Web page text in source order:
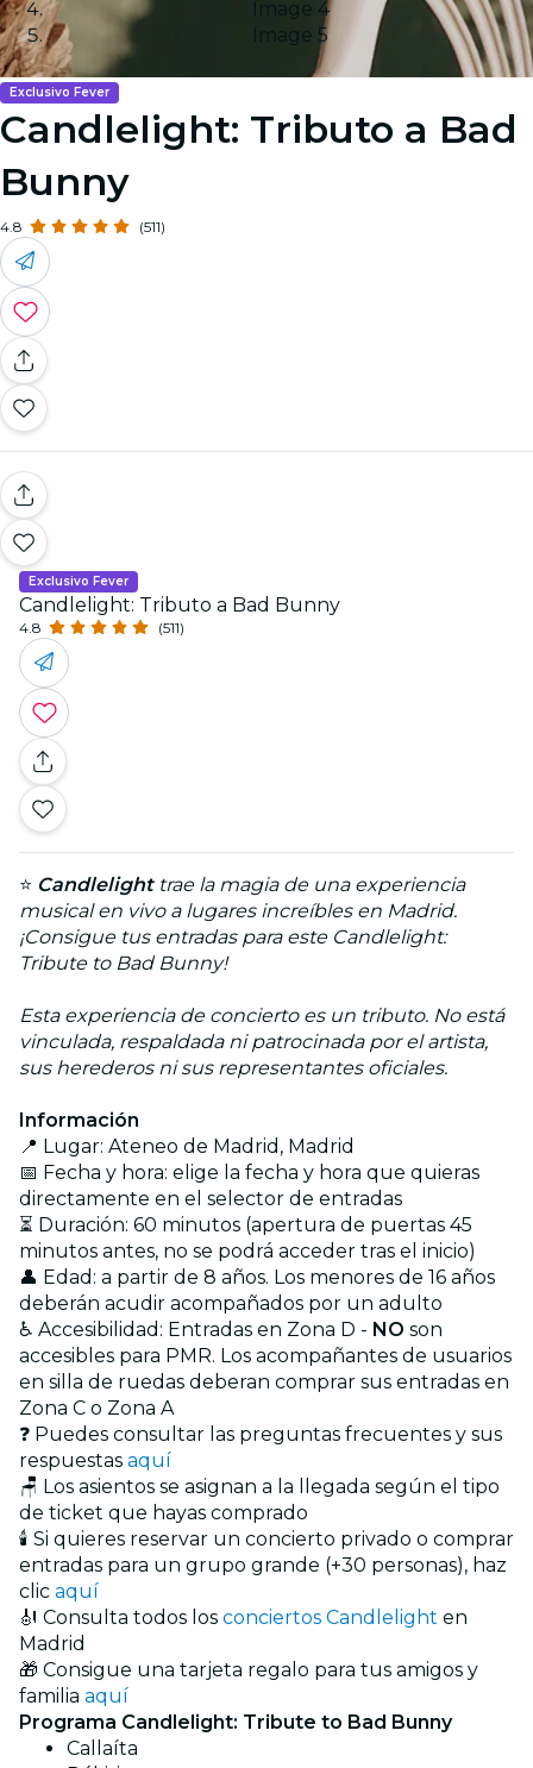
Image 4
Image 5
Exclusivo Fever
Candlelight: Tributo a Bad
Bunny
4.8 (511)
Exclusivo Fever
Candlelight: Tributo a Bad Bunny
4.8 (511)
⭐ Candlelighttrae la magia de una experiencia
musical en vivo a lugares increíbles en Madrid.
¡Consigue tus entradas para este Candlelight:
Tribute to Bad Bunny!
Esta experiencia de concierto es un tributo. No está
vinculada, respaldada ni patrocinada por el artista,
sus herederos ni sus representantes oficiales.
Información
📍 Lugar: Ateneo de Madrid, Madrid
📅 Fecha y hora: elige la fecha y hora que quieras
directamente en el selector de entradas
⏳ Duración: 60 minutos (apertura de puertas 45
minutos antes, no se podrá acceder tras el inicio)
👤 Edad: a partir de 8 años. Los menores de 16 años
deberán acudir acompañados por un adulto
♿ Accesibilidad: Entradas en Zona D - NO son
accesibles para PMR. Los acompañantes de usuarios
en silla de ruedas deberan comprar sus entradas en
Zona C o Zona A
❓ Puedes consultar las preguntas frecuentes y sus
respuestas aquí
🪑 Los asientos se asignan a la llegada según el tipo
de ticket que hayas comprado
🕯️ Si quieres reservar un concierto privado o comprar
entradas para un grupo grande (+30 personas), haz
clic aquí
🎻 Consulta todos los conciertos Candlelight en
Madrid
🎁 Consigue una tarjeta regalo para tus amigos y
familia aquí
Programa Candlelight: Tribute to Bad Bunny
Callaíta